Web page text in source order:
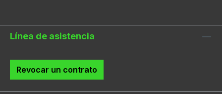
Línea de asistencia
Revocar un contrato